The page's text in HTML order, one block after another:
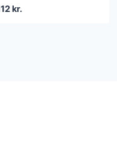
kr.Den